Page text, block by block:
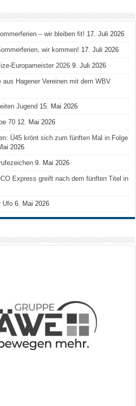
– wir bleiben fit! 17. Juli 2026
wir kommen! 17. Juli 2026
Europameister 2026 9. Juli 2026
aus Hagener Vereinen mit dem WBV
Jugend 15. Mai 2026
70 12. Mai 2026
Ü45 krönt sich zum fünften Mal in Folge
2026
9. Mai 2026
Express greift nach dem fünften Titel in
Ufo 6. Mai 2026